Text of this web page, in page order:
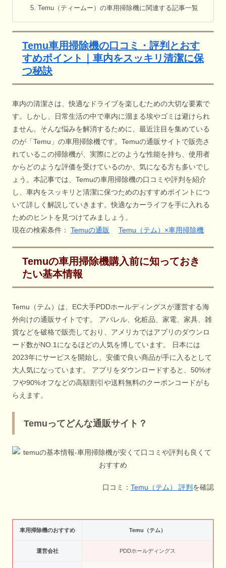
Temu（ティームー）の車用掃除機に関連する記事一覧
Temu車用掃除機の口コミ・評判とおす
すめポイント｜車内をスッキリ清潔に保
つ秘訣
車内の清潔さは、快適なドライブを楽しむための大切な要素で
す。しかし、日常生活の中で車内に溜まる埃やゴミは避けられ
ません。そんな悩みを解消するために、最近注目を集めている
のが「Temu」の車用掃除機です。Temuの通販サイトで販売さ
れているこの掃除機が、実際にどのような性能を持ち、使用者
からどのような評価を受けているのか、気になる方も多いでし
ょう。本記事では、Temuの車用掃除機の口コミや評判を紹介
し、車内をスッキリと清潔に保つためのおすすめポイントにつ
いて詳しく解説していきます。快適なカーライフを手に入れる
ためのヒントを見つけてみましょう。
現在の検索条件： Temuの通販 Temu（テム）×車用掃除機
Temuの車用掃除機購入前に知っておき
たい基本情報
Temu（テム）は、EC大手PDDホールディングスが運営する海
外向けの通販サイトです。 アパレル、化粧品、家電、家具、雑
貨などを破格で販売しており、アメリカではアプリのダウンロ
ード数がNO.1になるほどの人気を博しています。 日本には
2023年にサービスを開始し、安価で良い商品が手に入るとして
大人気になっています。 アプリをダウンロードすると、50%オ
フや90%オフなどの高額割引や送料無料のクーポンコードがも
らえます。
Temuってどんな通販サイト？
口コミ： Temu（テム） 評判 を確認
車用掃除機のおすすめ Temu（テム）
運営会社 PDDホールディングス